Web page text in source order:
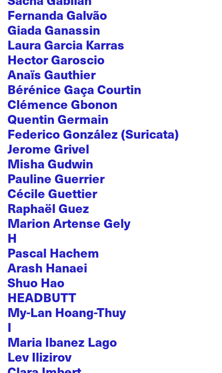
Fernanda Galvão
Giada Ganassin
Laura Garcia Karras
Hector Garoscio
Anaïs Gauthier
Bérénice Gaça Courtin
Clémence Gbonon
Quentin Germain
Federico González (Suricata)
Jerome Grivel
Misha Gudwin
Pauline Guerrier
Cécile Guettier
Raphaël Guez
Marion Artense Gely
H
Pascal Hachem
Arash Hanaei
Shuo Hao
HEADBUTT
My-Lan Hoang-Thuy
I
Maria Ibanez Lago
Lev Ilizirov